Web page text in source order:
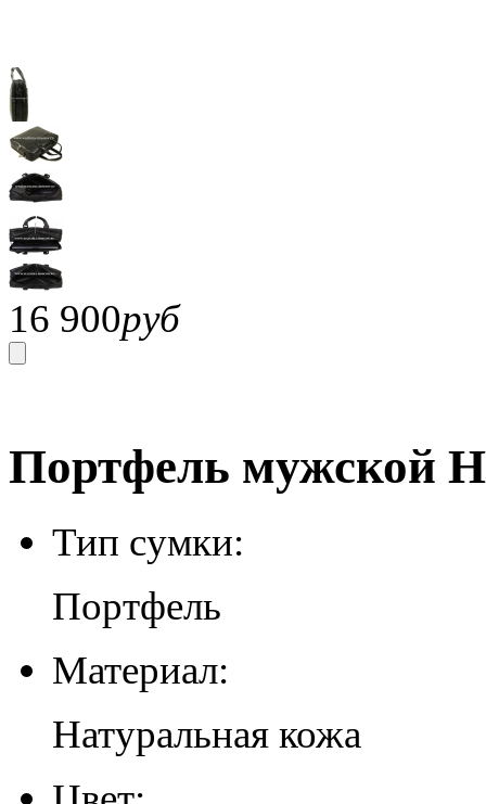
16 900руб
Портфель мужской
Тип сумки:
Портфель
Материал:
Натуральная кожа